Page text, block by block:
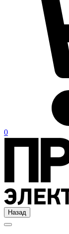
0
Назад